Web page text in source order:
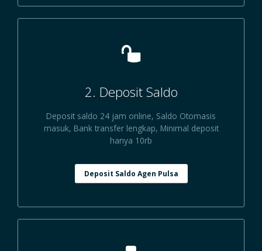
2. Deposit Saldo
Deposit saldo 24 jam online, Saldo Otomasis
masuk, Bank transfer lengkap, Minimal deposit
hanya 10rb
Deposit Saldo Agen Pulsa